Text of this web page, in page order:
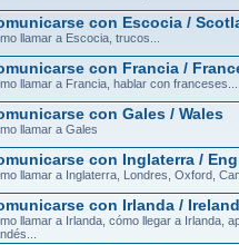
con Escocia /
llamar a Escocia, trucos...
con Francia /
llamar a Francia, hablar con franceses...
con Gales / Wales
llamar a Gales
con Inglaterra /
llamar a Inglaterra, Londres, Oxford,
con Irlanda / Ireland
llamar a Irlanda, cómo llegar a Irlanda,